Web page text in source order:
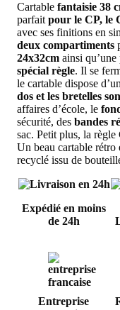
Cartable fantaisie 38
parfait pour le CP, le
avec ses finitions en
deux compartiments
24x32cm ainsi
spécial règle. Il se
le cartable dispose
dos et les bretelles
affaires d’école, le
sécurité, des bandes
sac. Petit plus, la
Un beau cartable rétro
recyclé issu de
Expédié en moins
de 24h
Entreprise